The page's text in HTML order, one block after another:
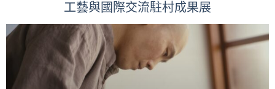
工藝與國際交流駐村成果展